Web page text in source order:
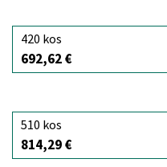
420 kos
692,62 €
510 kos
814,29 €